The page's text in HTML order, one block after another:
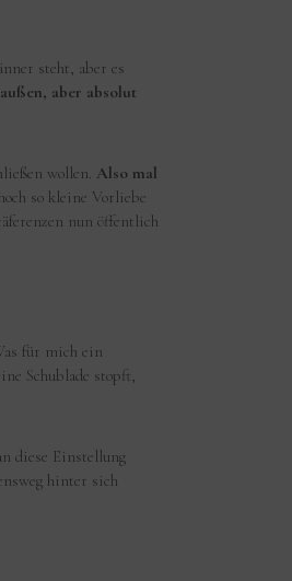
steht, aber es
aber absolut
wollen. Also mal
so kleine Vorliebe
nun öffentlich
für mich ein
Schublade stopft,
diese Einstellung
hinter sich